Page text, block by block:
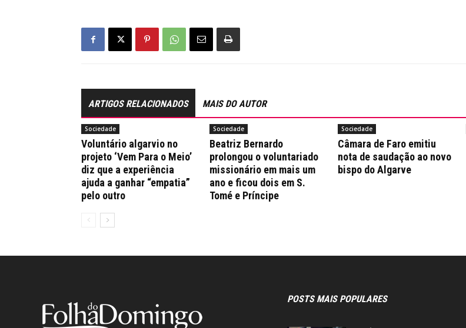
ARTIGOS RELACIONADOS MAIS DO AUTOR
Sociedade
Voluntário algarvio no
projeto ‘Vem Para o Meio’
diz que a experiência
ajuda a ganhar “empatia”
pelo outro
Sociedade
Beatriz Bernardo
prolongou o voluntariado
missionário em mais um
ano e ficou dois em S.
Tomé e Príncipe
Sociedade
Câmara de Faro emitiu
nota de saudação ao novo
bispo do Algarve
POSTS MAIS POPULARES